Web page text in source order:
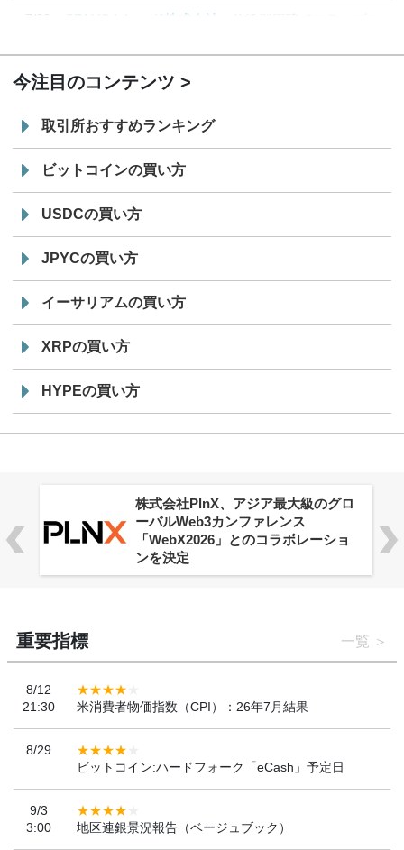
7/29
SBI VCトレード株式会社
信託型円建てステーブル
今注目のコンテンツ
取引所おすすめランキング
ビットコインの買い方
USDCの買い方
JPYCの買い方
イーサリアムの買い方
XRPの買い方
HYPEの買い方
株式会社PlnX、アジア最大級のグロ
ーバルWeb3カンファレンス
「WebX2026」とのコラボレーショ
ンを決定
重要指標 一覧
8/12
21:30
米消費者物価指数（CPI）：26年7月結果
8/29
ビットコイン:ハードフォーク「eCash」予定日
9/3
3:00
地区連銀景況報告（ベージュブック）